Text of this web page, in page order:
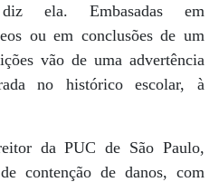
ela. Embasadas em
ou em conclusões de um
vão de uma advertência
no histórico escolar, à
da PUC de São Paulo,
contenção de danos, com